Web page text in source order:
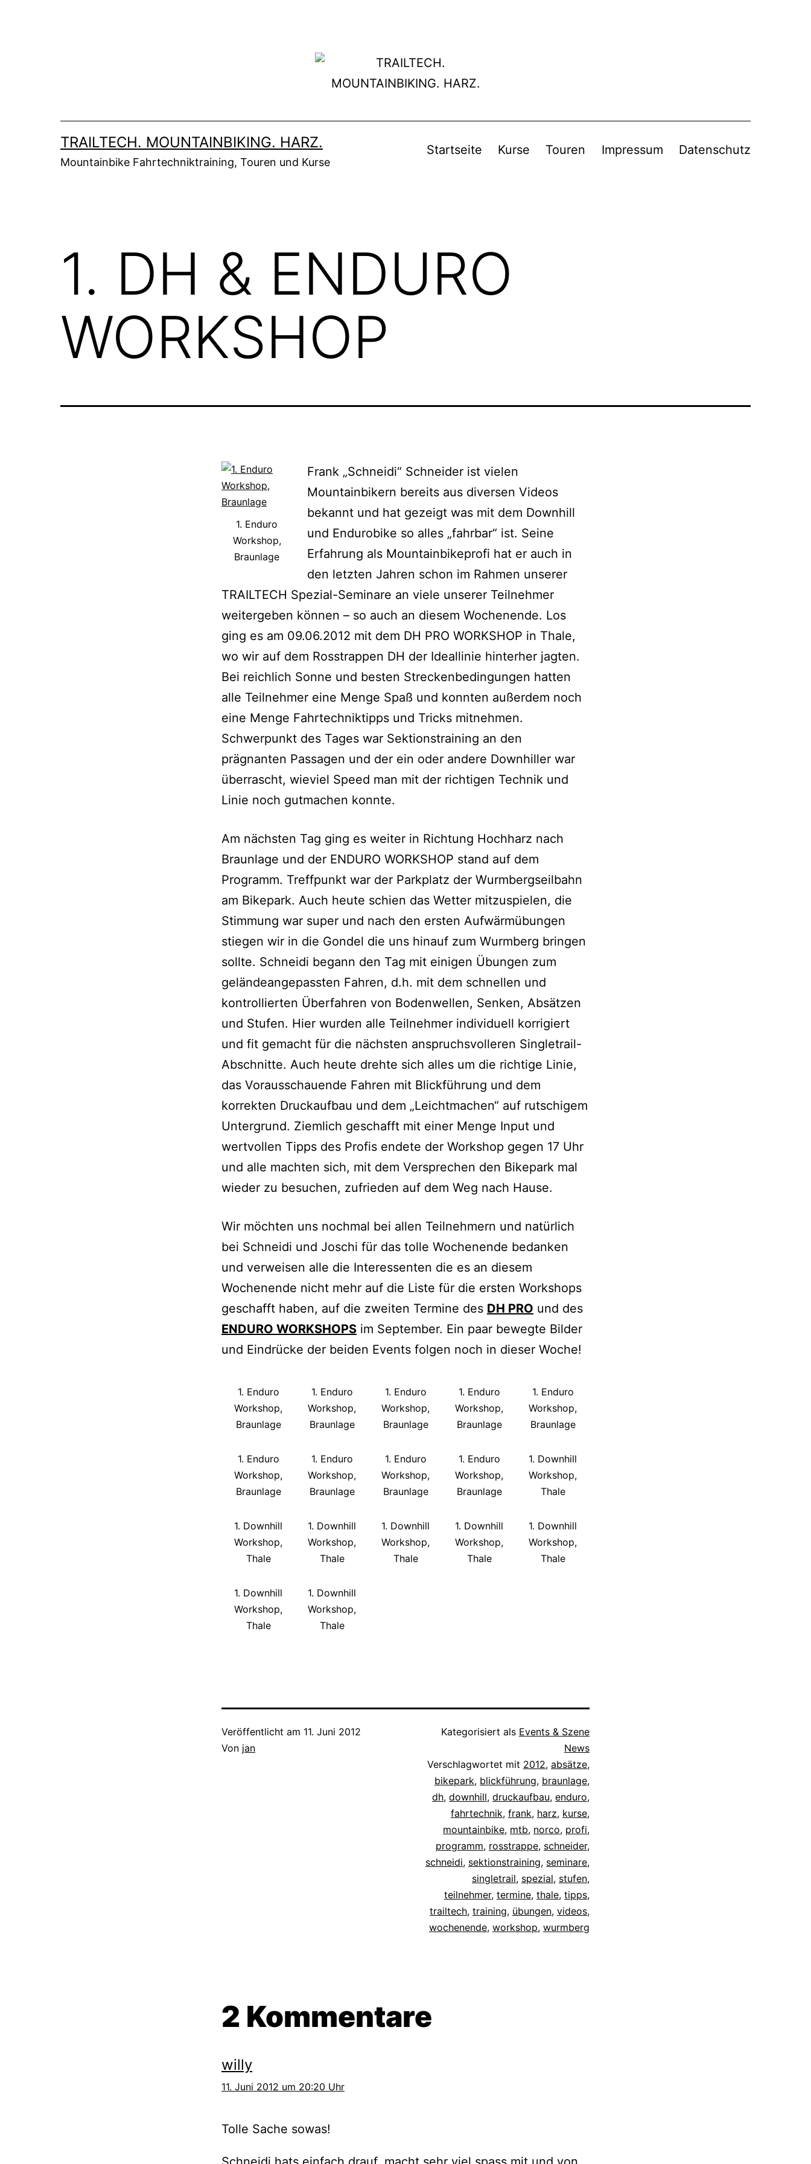
TRAILTECH. MOUNTAINBIKING. HARZ.
Mountainbike Fahrtechniktraining, Touren und Kurse
Startseite Kurse Touren Impressum Datenschutz
1. DH & ENDURO
WORKSHOP
1. Enduro
Workshop,
Braunlage
Frank „Schneidi“ Schneider ist vielen
Mountainbikern bereits aus diversen Videos
bekannt und hat gezeigt was mit dem Downhill
und Endurobike so alles „fahrbar“ ist. Seine
Erfahrung als Mountainbikeprofi hat er auch in
den letzten Jahren schon im Rahmen unserer
TRAILTECH Spezial-Seminare an viele unserer Teilnehmer
weitergeben können – so auch an diesem Wochenende. Los
ging es am 09.06.2012 mit dem DH PRO WORKSHOP in Thale,
wo wir auf dem Rosstrappen DH der Ideallinie hinterher jagten.
Bei reichlich Sonne und besten Streckenbedingungen hatten
alle Teilnehmer eine Menge Spaß und konnten außerdem noch
eine Menge Fahrtechniktipps und Tricks mitnehmen.
Schwerpunkt des Tages war Sektionstraining an den
prägnanten Passagen und der ein oder andere Downhiller war
überrascht, wieviel Speed man mit der richtigen Technik und
Linie noch gutmachen konnte.
Am nächsten Tag ging es weiter in Richtung Hochharz nach
Braunlage und der ENDURO WORKSHOP stand auf dem
Programm. Treffpunkt war der Parkplatz der Wurmbergseilbahn
am Bikepark. Auch heute schien das Wetter mitzuspielen, die
Stimmung war super und nach den ersten Aufwärmübungen
stiegen wir in die Gondel die uns hinauf zum Wurmberg bringen
sollte. Schneidi begann den Tag mit einigen Übungen zum
geländeangepassten Fahren, d.h. mit dem schnellen und
kontrollierten Überfahren von Bodenwellen, Senken, Absätzen
und Stufen. Hier wurden alle Teilnehmer individuell korrigiert
und fit gemacht für die nächsten anspruchsvolleren Singletrail-
Abschnitte. Auch heute drehte sich alles um die richtige Linie,
das Vorausschauende Fahren mit Blickführung und dem
korrekten Druckaufbau und dem „Leichtmachen“ auf rutschigem
Untergrund. Ziemlich geschafft mit einer Menge Input und
wertvollen Tipps des Profis endete der Workshop gegen 17 Uhr
und alle machten sich, mit dem Versprechen den Bikepark mal
wieder zu besuchen, zufrieden auf dem Weg nach Hause.
Wir möchten uns nochmal bei allen Teilnehmern und natürlich
bei Schneidi und Joschi für das tolle Wochenende bedanken
und verweisen alle die Interessenten die es an diesem
Wochenende nicht mehr auf die Liste für die ersten Workshops
geschafft haben, auf die zweiten Termine des DH PRO und des
ENDURO WORKSHOPS im September. Ein paar bewegte Bilder
und Eindrücke der beiden Events folgen noch in dieser Woche!
1. Enduro
Workshop,
Braunlage
1. Enduro
Workshop,
Braunlage
1. Enduro
Workshop,
Braunlage
1. Enduro
Workshop,
Braunlage
1. Enduro
Workshop,
Braunlage
1. Enduro
Workshop,
Braunlage
1. Enduro
Workshop,
Braunlage
1. Enduro
Workshop,
Braunlage
1. Enduro
Workshop,
Braunlage
1. Downhill
Workshop,
Thale
1. Downhill
Workshop,
Thale
1. Downhill
Workshop,
Thale
1. Downhill
Workshop,
Thale
1. Downhill
Workshop,
Thale
1. Downhill
Workshop,
Thale
1. Downhill
Workshop,
Thale
1. Downhill
Workshop,
Thale
Veröffentlicht am 11. Juni 2012
Von jan
Kategorisiert als Events & Szene
News
Verschlagwortet mit 2012, absätze,
bikepark, blickführung, braunlage,
dh, downhill, druckaufbau, enduro,
fahrtechnik, frank, harz, kurse,
mountainbike, mtb, norco, profi,
programm, rosstrappe, schneider,
schneidi, sektionstraining, seminare,
singletrail, spezial, stufen,
teilnehmer, termine, thale, tipps,
trailtech, training, übungen, videos,
wochenende, workshop, wurmberg
2 Kommentare
willy
11. Juni 2012 um 20:20 Uhr
Tolle Sache sowas!